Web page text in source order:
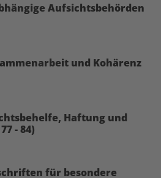
Aufsichtsbehörden
und Kohärenz
Haftung und
- 84)
für besondere